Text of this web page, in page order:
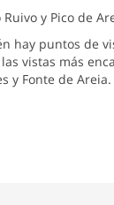
y Pico de
hay puntos de
vistas más
y Fonte de Areia.